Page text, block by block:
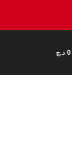
0 د.ج